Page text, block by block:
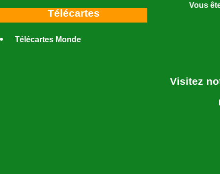
Télécartes
Télécartes Monde
Vous
Visitez